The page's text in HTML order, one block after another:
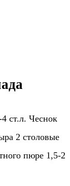
ст.л. Чеснок
2 столовые
пюре 1,5-2